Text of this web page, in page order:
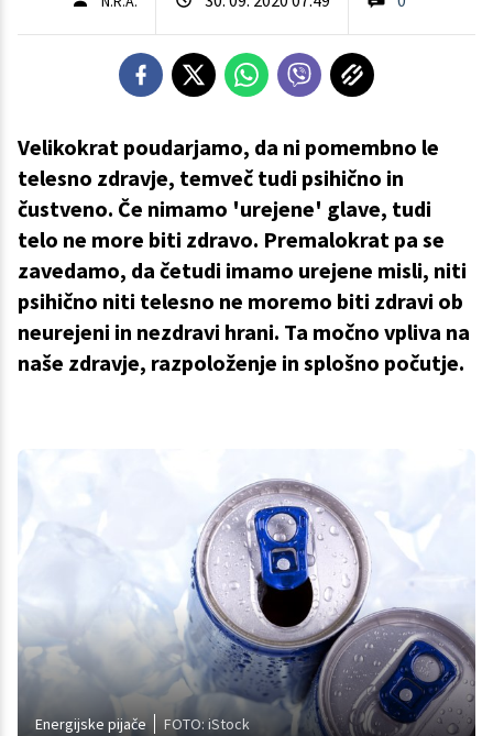
Velikokrat poudarjamo, da ni pomembno le
telesno zdravje, temveč tudi psihično in
čustveno. Če nimamo 'urejene' glave, tudi
telo ne more biti zdravo. Premalokrat pa se
zavedamo, da četudi imamo urejene misli, niti
psihično niti telesno ne moremo biti zdravi ob
neurejeni in nezdravi hrani. Ta močno vpliva na
naše zdravje, razpoloženje in splošno počutje.
Energijske pijače FOTO: iStock